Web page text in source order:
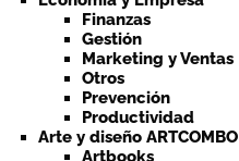
Finanzas
Gestión
Marketing y Ventas
Otros
Prevención
Productividad
Arte y diseño ARTCOMBO
Artbooks